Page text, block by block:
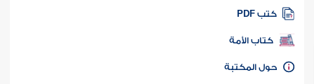
كتب PDF
كتاب الأمة